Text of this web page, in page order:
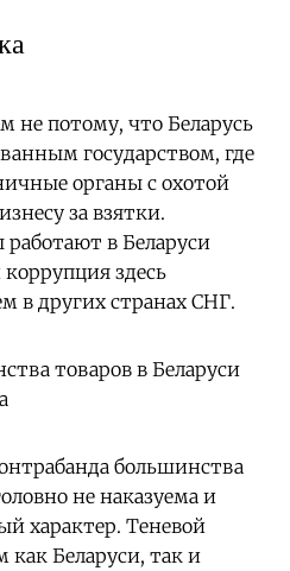
не потому, что Беларусь
государством, где
органы с охотой
за взятки.
в Беларуси
здесь
в других странах СНГ.
товаров в Беларуси
большинства
не наказуема и
характер. Теневой
как Беларуси, так и